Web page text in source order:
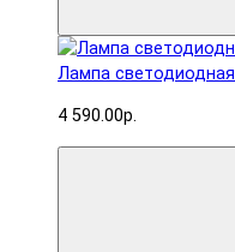
Лампа
4 590.00р.